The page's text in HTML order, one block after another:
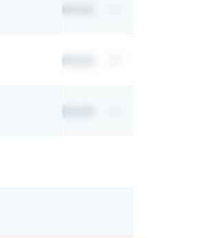
00,00
00,00
00,00